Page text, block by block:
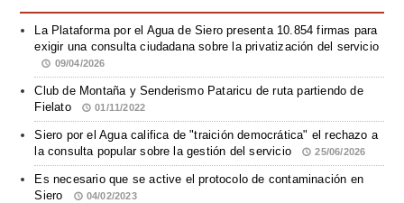
La Plataforma por el Agua de Siero presenta 10.854 firmas para
exigir una consulta ciudadana sobre la privatización del servicio
09/04/2026
Club de Montaña y Senderismo Pataricu de ruta partiendo de
Fielato
01/11/2022
Siero por el Agua califica de "traición democrática" el rechazo a
la consulta popular sobre la gestión del servicio
25/06/2026
Es necesario que se active el protocolo de contaminación en
Siero
04/02/2023